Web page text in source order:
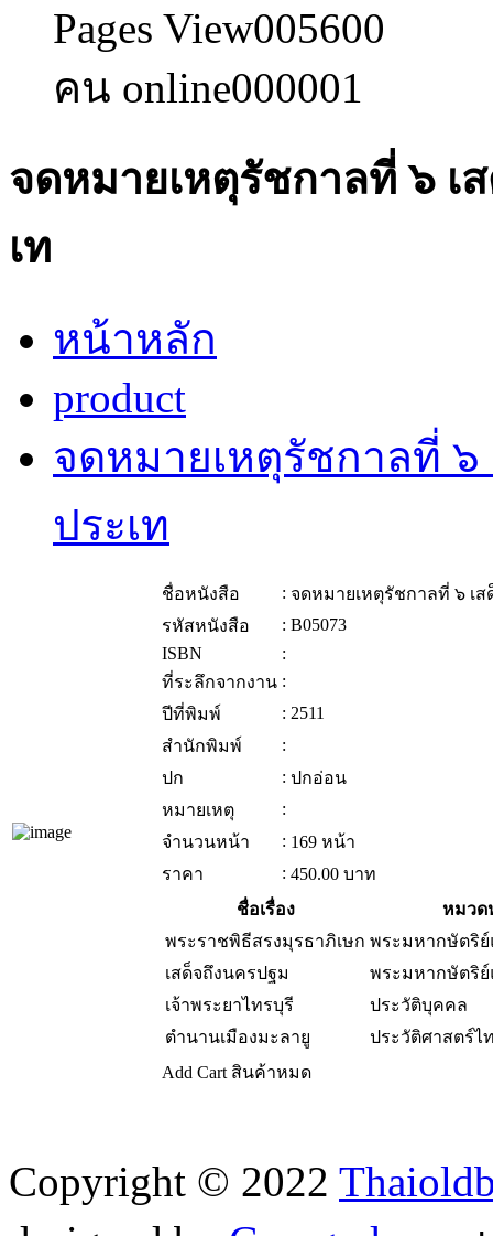
Pages View005600
คน online000001
จดหมายเหตุรัชกาลที่ ๖ เ
เท
หน้าหลัก
product
จดหมายเหตุรัชกาลที่ ๖
ประเท
ชื่อหนังสือ : จดหมายเหตุรัชกาลที่ ๖ เ
รหัสหนังสือ
: B05073
ISBN
:
ที่ระลึกจากงาน :
ปีที่พิมพ์
: 2511
สำนักพิมพ์
:
ปก
: ปกอ่อน
หมายเหตุ
:
จำนวนหน้า
: 169 หน้า
ราคา
: 450.00 บาท
ชื่อเรื่อง
หมวด
พระราชพิธีสรงมุรธาภิเษก พระมหากษัตริย์
เสด็จถึงนครปฐม
พระมหากษัตริย์
เจ้าพระยาไทรบุรี
ประวัติบุคคล
ตำนานเมืองมะลายู
ประวัติศาสตร์ไ
Add Cart สินค้าหมด
Copyright © 2022